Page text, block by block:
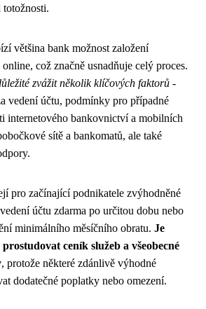
totožnosti.
většina bank možnost založení
což značně usnadňuje celý proces.
zvážit několik klíčových faktorů -
vedení účtu, podmínky pro případné
internetového bankovnictví a mobilních
sítě a bankomatů, ale také
pro začínající podnikatele zvýhodněné
účtu zdarma po určitou dobu nebo
minimálního měsíčního obratu. Je
ceník služeb a všeobecné
, protože některé zdánlivě výhodné
dodatečné poplatky nebo omezení.